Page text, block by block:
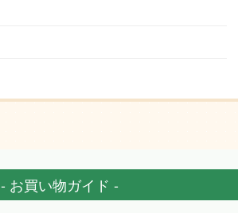
- お買い物ガイド -